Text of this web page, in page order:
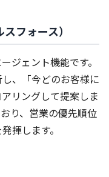
フォース）
ジェント機能です。
、「今どのお客様に
リングして提案しま
り、営業の優先順位
揮します。